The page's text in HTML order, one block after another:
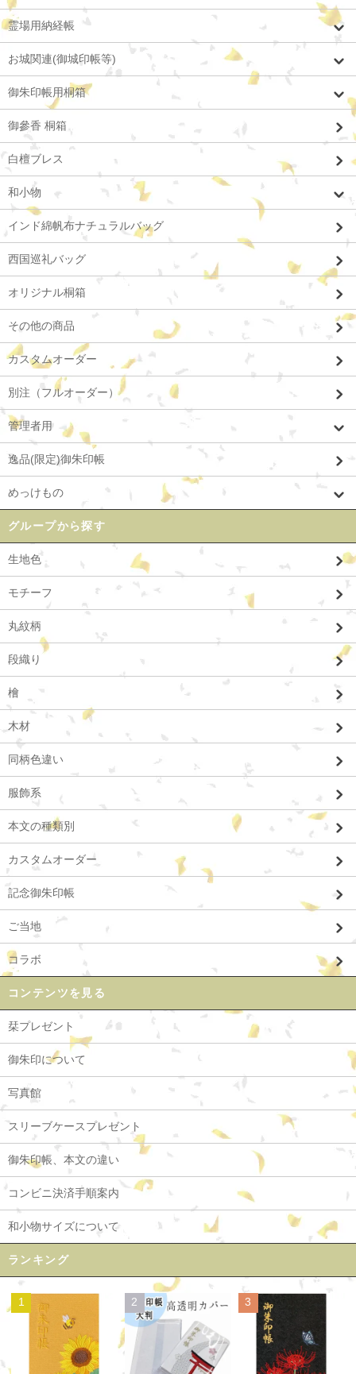
霊場用納経帳
お城関連(御城印帳等)
御朱印帳用桐箱
御參香 桐箱
白檀ブレス
和小物
インド綿帆布ナチュラルバッグ
西国巡礼バッグ
オリジナル桐箱
その他の商品
カスタムオーダー
別注（フルオーダー）
管理者用
逸品(限定)御朱印帳
めっけもの
グループから探す
生地色
モチーフ
丸紋柄
段織り
檜
木材
同柄色違い
服飾系
本文の種類別
カスタムオーダー
記念御朱印帳
ご当地
コラボ
コンテンツを見る
栞プレゼント
御朱印について
写真館
スリーブケースプレゼント
御朱印帳、本文の違い
コンビニ決済手順案内
和小物サイズについて
ランキング
1 2 3